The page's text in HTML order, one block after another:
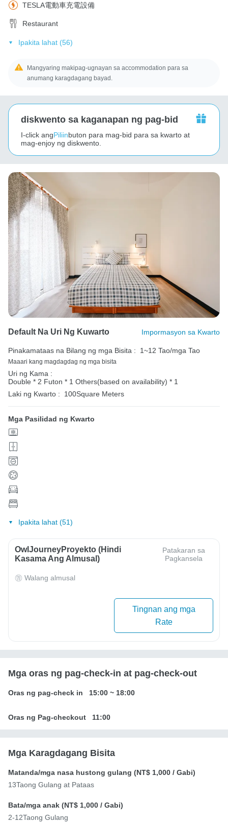
TESLA電動車充電設備
Restaurant
Ipakita lahat (56)
Mangyaring makipag-ugnayan sa accommodation para sa
anumang karagdagang bayad.
diskwento sa kaganapan ng pag-bid
I-click angPiliinbuton para mag-bid para sa kwarto at
mag-enjoy ng diskwento.
Default Na Uri Ng Kuwarto Impormasyon sa Kwarto
Pinakamataas na Bilang ng mga Bisita : 1~12 Tao/mga Tao
Maaari kang magdagdag ng mga bisita
Uri ng Kama :
Double * 2 Futon * 1 Others(based on availability) * 1
Laki ng Kwarto :
100Square Meters
Mga Pasilidad ng Kwarto
Ipakita lahat (51)
OwlJourneyProyekto (Hindi
Kasama Ang Almusal)
Patakaran sa
Pagkansela
Walang almusal
Tingnan ang mga
Rate
Mga oras ng pag-check-in at pag-check-out
Oras ng pag-check in 15:00 ~ 18:00
Oras ng Pag-checkout 11:00
Mga Karagdagang Bisita
Matanda/mga nasa hustong gulang (NT$ 1,000 / Gabi)
13Taong Gulang at Pataas
Bata/mga anak (NT$ 1,000 / Gabi)
2-12Taong Gulang